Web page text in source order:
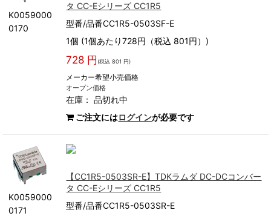
K0059000
0170
タ CC-Eシリーズ CC1R5
型番/品番CC1R5-0503SF-E
1個 (1個あたり728円（税込 801円）)
728 円 (税込 801 円)
メーカー希望小売価格
オープン価格
在庫：品切れ中
ご注文にはログインが必要です
K0059000
0171
【CC1R5-0503SR-E】TDKラムダ DC-DCコンバー
タ CC-Eシリーズ CC1R5
型番/品番CC1R5-0503SR-E